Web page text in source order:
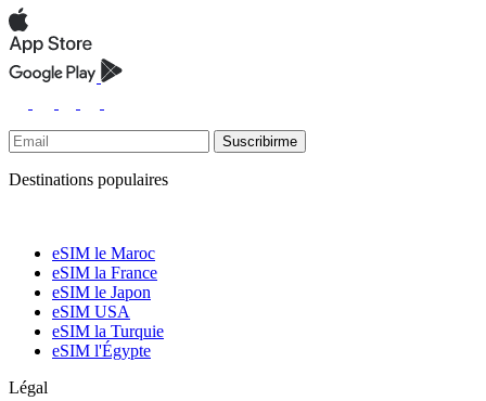
Suscribirme
Destinations populaires
eSIM le Maroc
eSIM la France
eSIM le Japon
eSIM USA
eSIM la Turquie
eSIM l'Égypte
Légal